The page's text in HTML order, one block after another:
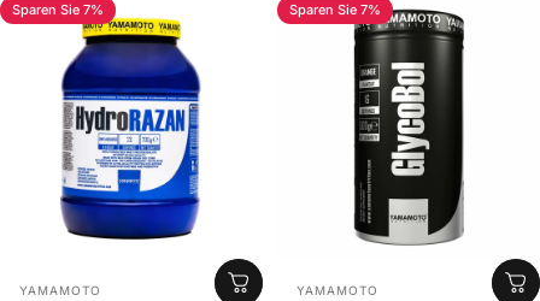
Sparen Sie 7%
Anbieter:
YAMAMOTO
Sparen Sie 7%
Anbieter:
YAMAMOTO